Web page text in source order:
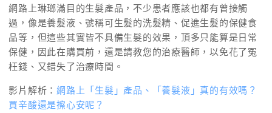
網路上琳瑯滿目的生髮產品，不少患者應該也都有曾接觸
過，像是養髮液、號稱可生髮的洗髮精、促進生髮的保健食
品等，但這些其實皆不具備生髮的效果，頂多只能算是日常
保健，因此在購買前，還是請教您的治療醫師，以免花了冤
枉錢、又錯失了治療時間。
影片解析：網路上「生髮」產品、「養髮液」真的有效嗎？
買辛酸還是擦心安呢？